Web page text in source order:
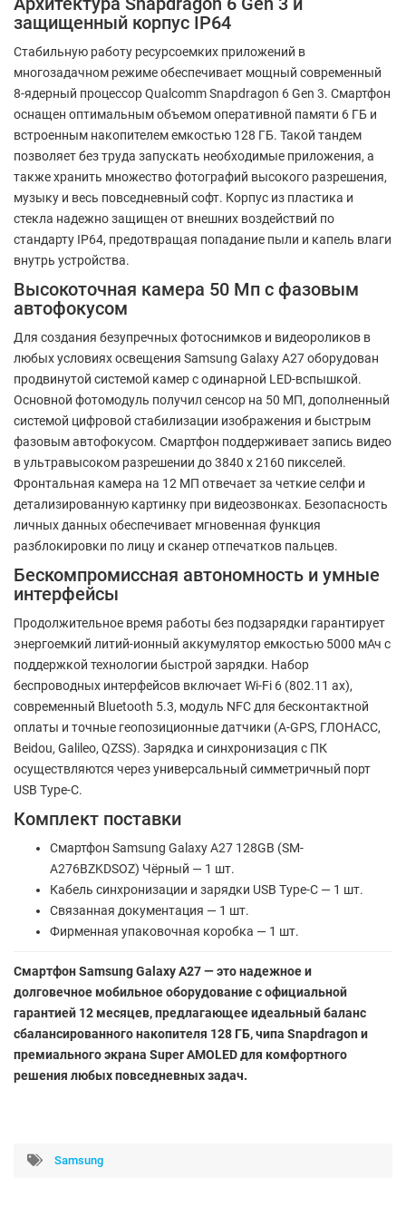
защищенный корпус IP64
Стабильную работу ресурсоемких приложений в
многозадачном режиме обеспечивает мощный современный
8-ядерный процессор Qualcomm Snapdragon 6 Gen 3. Смартфон
оснащен оптимальным объемом оперативной памяти 6 ГБ и
встроенным накопителем емкостью 128 ГБ. Такой тандем
позволяет без труда запускать необходимые приложения, а
также хранить множество фотографий высокого разрешения,
музыку и весь повседневный софт. Корпус из пластика и
стекла надежно защищен от внешних воздействий по
стандарту IP64, предотвращая попадание пыли и капель влаги
внутрь устройства.
Высокоточная камера 50 Мп с фазовым
автофокусом
Для создания безупречных фотоснимков и видеороликов в
любых условиях освещения Samsung Galaxy A27 оборудован
продвинутой системой камер с одинарной LED-вспышкой.
Основной фотомодуль получил сенсор на 50 МП, дополненный
системой цифровой стабилизации изображения и быстрым
фазовым автофокусом. Смартфон поддерживает запись видео
в ультравысоком разрешении до 3840 x 2160 пикселей.
Фронтальная камера на 12 МП отвечает за четкие селфи и
детализированную картинку при видеозвонках. Безопасность
личных данных обеспечивает мгновенная функция
разблокировки по лицу и сканер отпечатков пальцев.
Бескомпромиссная автономность и умные
интерфейсы
Продолжительное время работы без подзарядки гарантирует
энергоемкий литий-ионный аккумулятор емкостью 5000 мАч с
поддержкой технологии быстрой зарядки. Набор
беспроводных интерфейсов включает Wi-Fi 6 (802.11 ax),
современный Bluetooth 5.3, модуль NFC для бесконтактной
оплаты и точные геопозиционные датчики (A-GPS, ГЛОНАСС,
Beidou, Galileo, QZSS). Зарядка и синхронизация с ПК
осуществляются через универсальный симметричный порт
USB Type-C.
Комплект поставки
Смартфон Samsung Galaxy A27 128GB (SM-
A276BZKDSOZ) Чёрный — 1 шт.
Кабель синхронизации и зарядки USB Type-C — 1 шт.
Связанная документация — 1 шт.
Фирменная упаковочная коробка — 1 шт.
Смартфон Samsung Galaxy A27 — это надежное и
долговечное мобильное оборудование с официальной
гарантией 12 месяцев, предлагающее идеальный баланс
сбалансированного накопителя 128 ГБ, чипа Snapdragon и
премиального экрана Super AMOLED для комфортного
решения любых повседневных задач.
Samsung